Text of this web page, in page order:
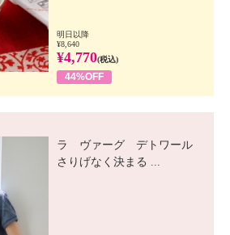
明日以降
¥8,640
¥4,770(税込)
44%OFF
ラ ヴァーグ デトワール
さりげなく決まる ...